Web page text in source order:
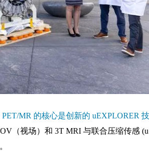
MR 的核心是创新的 uEXPLORER 技
（视场）和 3T MRI 与联合压缩传感 (u